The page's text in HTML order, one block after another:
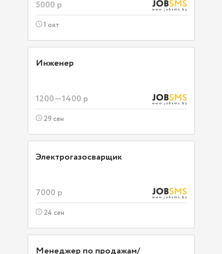
5000 р
1 окт
Инженер
1200—1400 р
29 сен
Электрогазосварщик
7000 р
24 сен
Менеджер по продажам/